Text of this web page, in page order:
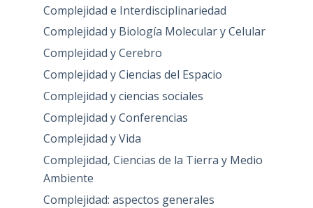
Complejidad e Interdisciplinariedad
Complejidad y Biología Molecular y Celular
Complejidad y Cerebro
Complejidad y Ciencias del Espacio
Complejidad y ciencias sociales
Complejidad y Conferencias
Complejidad y Vida
Complejidad, Ciencias de la Tierra y Medio
Ambiente
Complejidad: aspectos generales